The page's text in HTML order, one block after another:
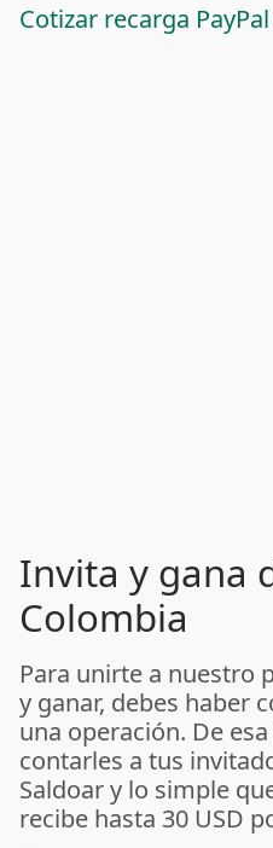
Cotizar recarga
Invita y gana
Colombia
Para unirte a nuestro
y ganar, debes haber
una operación. De
contarles a tus
Saldoar y lo simple
recibe hasta 30 USD